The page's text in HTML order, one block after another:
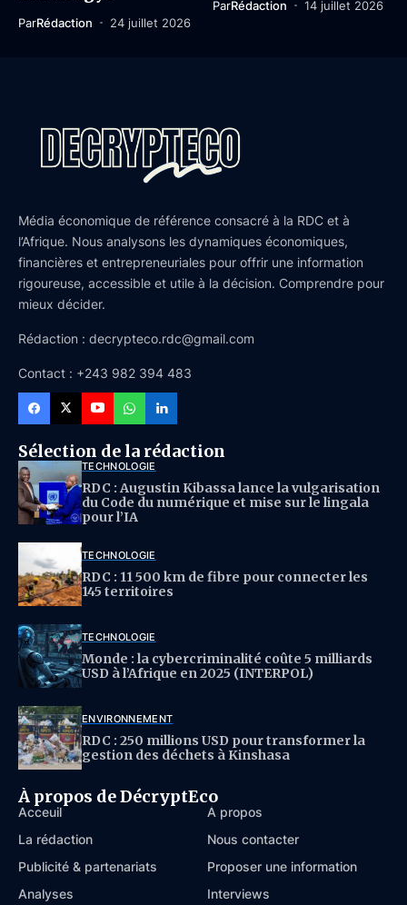
ParRédaction 24 juillet 2026
ParRédaction 14 juillet 2026
Média économique de référence consacré à la RDC et à
l’Afrique. Nous analysons les dynamiques économiques,
financières et entrepreneuriales pour offrir une information
rigoureuse, accessible et utile à la décision. Comprendre pour
mieux décider.
Rédaction : decrypteco.rdc@gmail.com
Contact : +243 982 394 483
Sélection de la rédaction
TECHNOLOGIE
RDC : Augustin Kibassa lance la vulgarisation
du Code du numérique et mise sur le lingala
pour l’IA
TECHNOLOGIE
RDC : 11 500 km de fibre pour connecter les
145 territoires
TECHNOLOGIE
Monde : la cybercriminalité coûte 5 milliards
USD à l’Afrique en 2025 (INTERPOL)
ENVIRONNEMENT
RDC : 250 millions USD pour transformer la
gestion des déchets à Kinshasa
À propos de DécryptEco
Acceuil
À propos
La rédaction
Nous contacter
Publicité & partenariats
Proposer une information
Analyses
Interviews